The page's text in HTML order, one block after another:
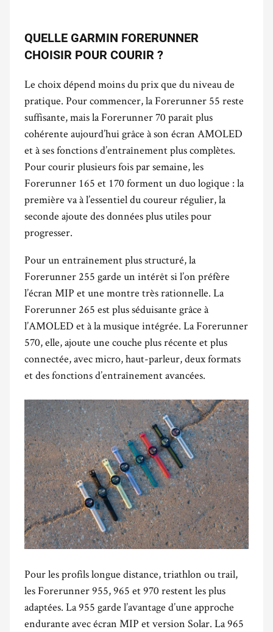
QUELLE GARMIN FORERUNNER
CHOISIR POUR COURIR ?
Le choix dépend moins du prix que du niveau de
pratique. Pour commencer, la Forerunner 55 reste
suffisante, mais la Forerunner 70 paraît plus
cohérente aujourd’hui grâce à son écran AMOLED
et à ses fonctions d’entraînement plus complètes.
Pour courir plusieurs fois par semaine, les
Forerunner 165 et 170 forment un duo logique : la
première va à l’essentiel du coureur régulier, la
seconde ajoute des données plus utiles pour
progresser.
Pour un entraînement plus structuré, la
Forerunner 255 garde un intérêt si l’on préfère
l’écran MIP et une montre très rationnelle. La
Forerunner 265 est plus séduisante grâce à
l’AMOLED et à la musique intégrée. La Forerunner
570, elle, ajoute une couche plus récente et plus
connectée, avec micro, haut-parleur, deux formats
et des fonctions d’entraînement avancées.
Pour les profils longue distance, triathlon ou trail,
les Forerunner 955, 965 et 970 restent les plus
adaptées. La 955 garde l’avantage d’une approche
endurante avec écran MIP et version Solar. La 965